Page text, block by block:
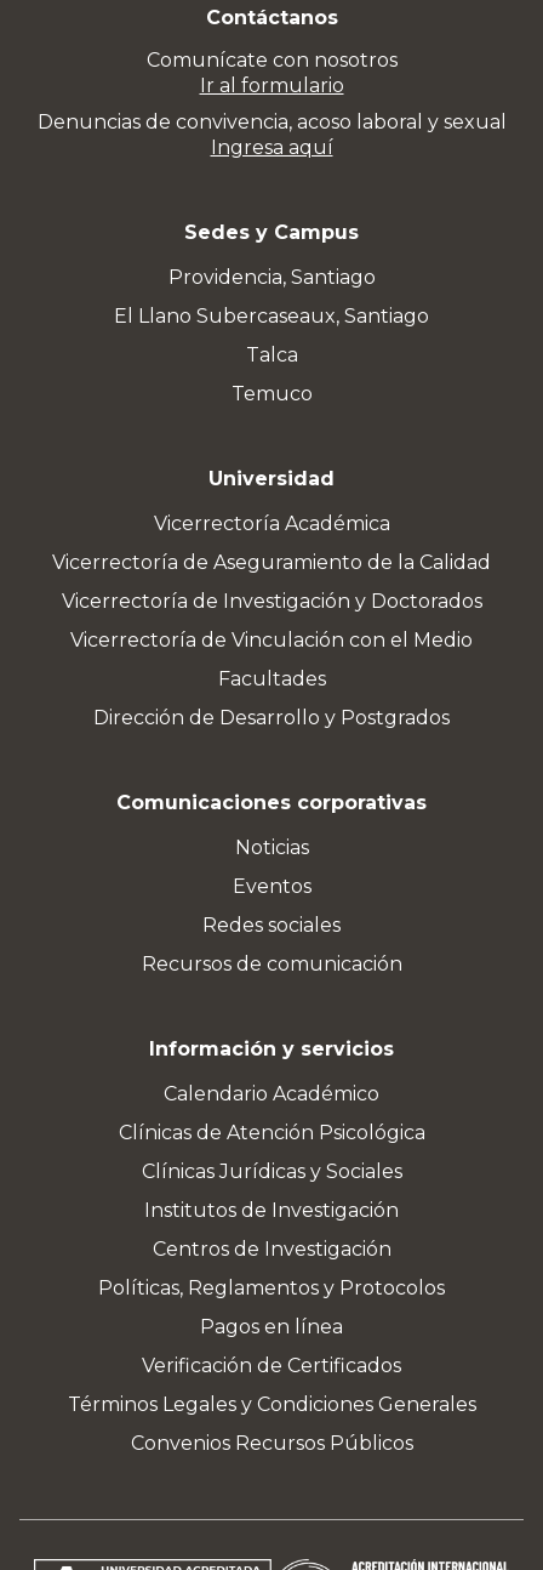
Contáctanos
Comunícate con nosotros
Ir al formulario
Denuncias de convivencia, acoso laboral y sexual
Ingresa aquí
Sedes y Campus
Providencia, Santiago
El Llano Subercaseaux, Santiago
Talca
Temuco
Universidad
Vicerrectoría Académica
Vicerrectoría de Aseguramiento de la Calidad
Vicerrectoría de Investigación y Doctorados
Vicerrectoría de Vinculación con el Medio
Facultades
Dirección de Desarrollo y Postgrados
Comunicaciones corporativas
Noticias
Eventos
Redes sociales
Recursos de comunicación
Información y servicios
Calendario Académico
Clínicas de Atención Psicológica
Clínicas Jurídicas y Sociales
Institutos de Investigación
Centros de Investigación
Políticas, Reglamentos y Protocolos
Pagos en línea
Verificación de Certificados
Términos Legales y Condiciones Generales
Convenios Recursos Públicos